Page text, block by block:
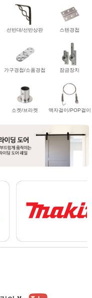
선반대/선반상판 스텐경첩
가구경첩/소품경첩 잠금장치
소켓/브라켓 액자걸이/POP걸이